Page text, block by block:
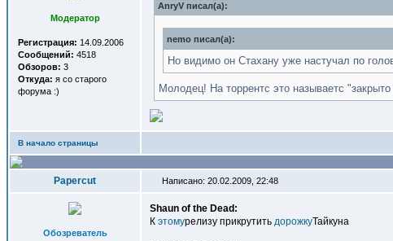
Модератор
Регистрация: 14.09.2006
Сообщений: 4518
Обзоров: 3
Откуда: я со старого
форума :)
AnryV писал(a):
nemo писал(a):
Но видимо он Стахану уже настучал по
Молодец! На торрентс это называетс
В начало страницы
Papercut Написано: 20.02.2009, 22:48
Обозреватель
Shaun of the Dead:
К этомурелизу прикрутить дорожкуТайкуна